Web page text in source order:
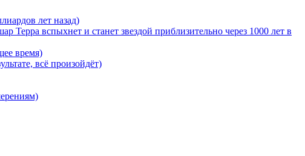
лет назад)
вспыхнет и станет звездой приблизительно через 1000 лет в
время)
всё произойдёт)